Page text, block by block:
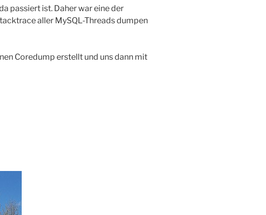
passiert ist. Daher war eine der
aller MySQL-Threads dumpen
Coredump erstellt und uns dann mit